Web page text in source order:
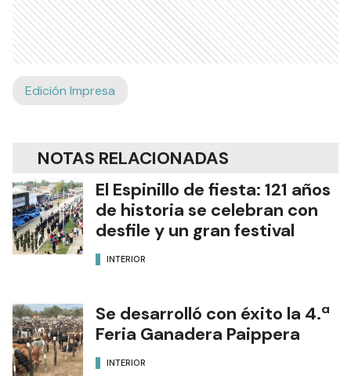
Edición Impresa
NOTAS RELACIONADAS
El Espinillo de fiesta: 121 años
de historia se celebran con
desfile y un gran festival
INTERIOR
Se desarrolló con éxito la 4.ª
Feria Ganadera Paippera
INTERIOR